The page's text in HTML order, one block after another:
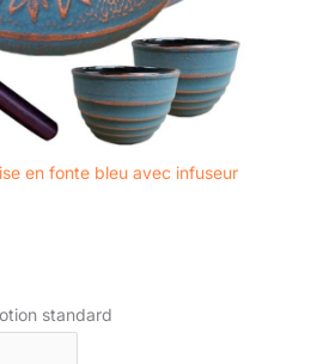
en fonte bleu avec infuseur